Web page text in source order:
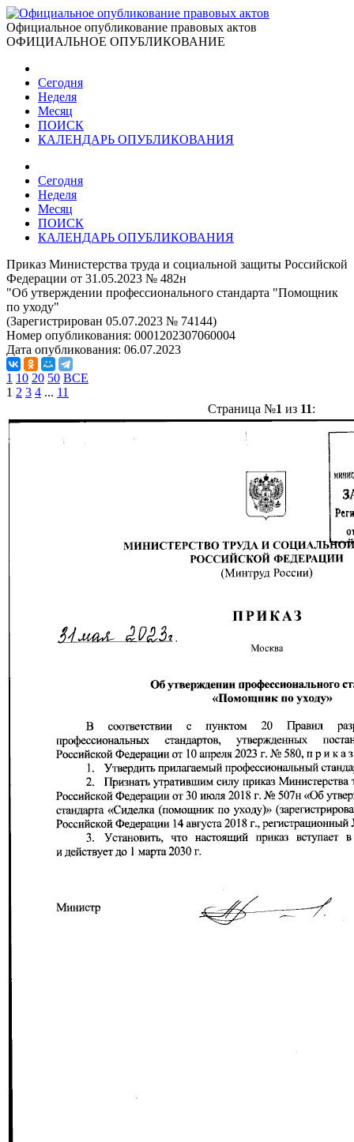
Официальное опубликование правовых актов
ОФИЦИАЛЬНОЕ ОПУБЛИКОВАНИЕ
Сегодня
Неделя
Месяц
ПОИСК
КАЛЕНДАРЬ ОПУБЛИКОВАНИЯ
Сегодня
Неделя
Месяц
ПОИСК
КАЛЕНДАРЬ ОПУБЛИКОВАНИЯ
Приказ Министерства труда и социальной защиты Российской
Федерации от 31.05.2023 № 482н
"Об утверждении профессионального стандарта "Помощник
по уходу"
(Зарегистрирован 05.07.2023 № 74144)
Номер опубликования: 0001202307060004
Дата опубликования: 06.07.2023
1 10 20 50 ВСЕ
1 2 3 4 ... 11
Страница №1 из 11: